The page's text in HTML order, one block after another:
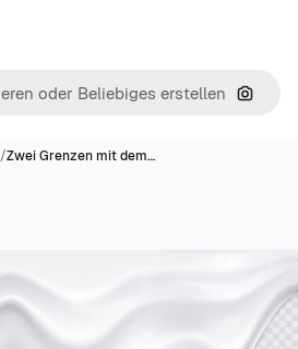
Nach
/Zwei Grenzen mit dem…